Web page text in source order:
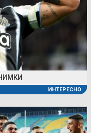
ИНТЕРЕСНО